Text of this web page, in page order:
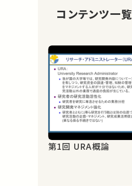
コンテンツ一覧
第1回 URA概論